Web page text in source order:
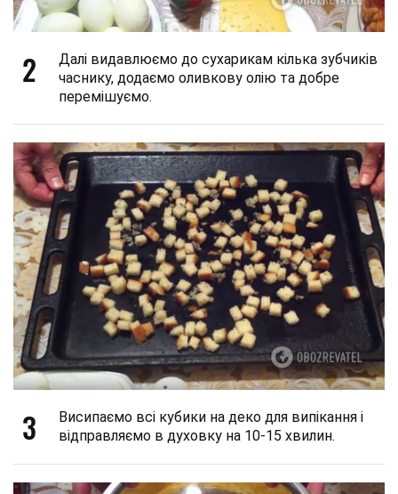
2
Далі видавлюємо до сухарикам кілька зубчиків
часнику, додаємо оливкову олію та добре
перемішуємо.
3
Висипаємо всі кубики на деко для випікання і
відправляємо в духовку на 10-15 хвилин.